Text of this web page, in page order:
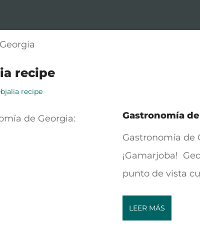
recipe
recipe
Gastronomía
Gastronomía de
¡Gamarjoba!
punto de vista
LEER MÁS